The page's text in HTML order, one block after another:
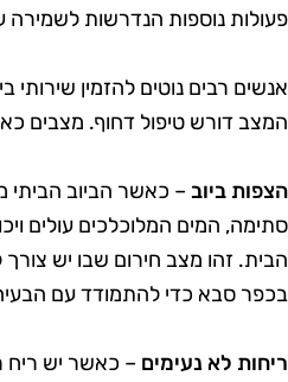
נוספות הנדרשות לשמירה
רבים נוטים להזמין שירותי
דורש טיפול דחוף. מצבים
ביוב– כאשר הביוב הביתי
המים המלוכלכים עולים
זהו מצב חירום שבו יש צורך
סבא כדי להתמודד עם
לא נעימים– כאשר יש ריח